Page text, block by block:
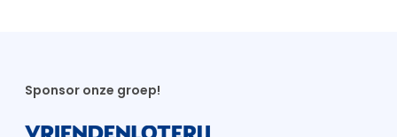
Sponsor onze groep!